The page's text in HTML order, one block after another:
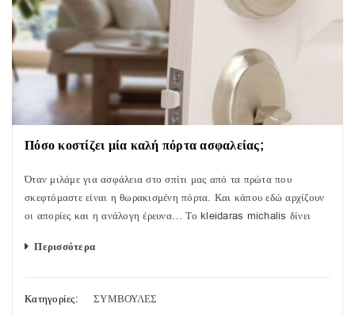
Πόσο κοστίζει μία καλή πόρτα ασφαλείας;
Όταν μιλάμε για ασφάλεια στο σπίτι μας από τα πρώτα που
σκεφτόμαστε είναι η θωρακισμένη πόρτα. Και κάπου εδώ αρχίζουν
οι απορίες και η ανάλογη έρευνα… Το kleidaras michalis δίνει
Περισσότερα
Κατηγορίες: ΣΥΜΒΟΥΛΕΣ